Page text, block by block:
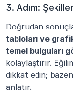
3. Adım:
Doğrudan
tabloları ve
temel bulguları
kolaylaştırır.
dikkat edin;
anlatır.